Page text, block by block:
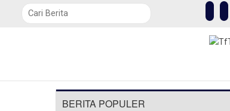
BERITA POPULER